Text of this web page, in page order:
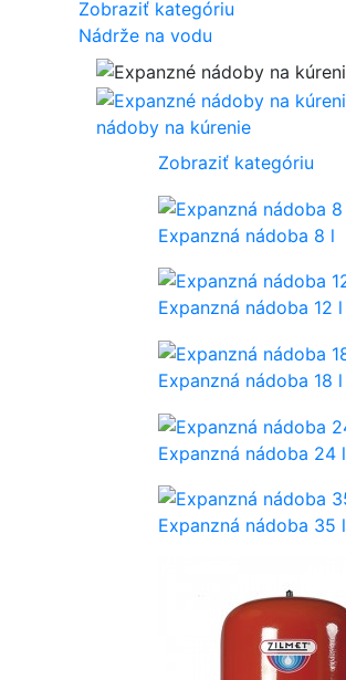
Zobraziť kategóriu
Nádrže na vodu
nádoby na kúrenie
Zobraziť kategóriu
Expanzná nádoba 8 l
Expanzná nádoba 12 l
Expanzná nádoba 18 l
Expanzná nádoba 24 l
Expanzná nádoba 35 l